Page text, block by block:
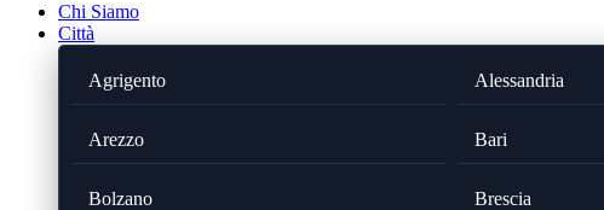
Chi Siamo
Città
Agrigento Alessandria
Arezzo Bari
Bolzano Brescia